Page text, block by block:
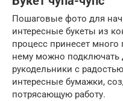
Пошаговые фото для
интересные букеты из
процесс принесет
нему можно подключать
рукодельники с
интересные бумажки,
потрясающую работу.